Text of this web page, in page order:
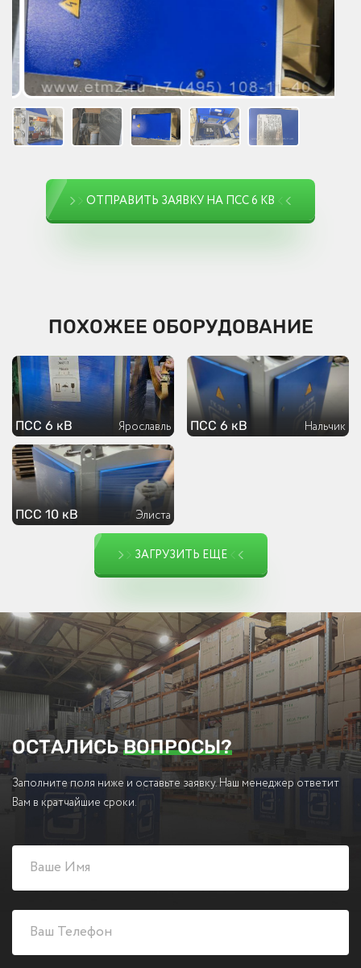
ОТПРАВИТЬ ЗАЯВКУ НА ПСС 6 КВ
ПОХОЖЕЕ ОБОРУДОВАНИЕ
ПСС 6 кВ Ярославль ПСС 6 кВ Нальчик
ПСС 10 кВ Элиста
ЗАГРУЗИТЬ ЕЩЕ
ОСТАЛИСЬВОПРОСЫ?
Заполните поля ниже и оставьте заявку. Наш менеджер ответит
Вам в кратчайшие сроки.